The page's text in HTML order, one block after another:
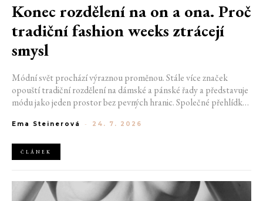
Konec rozdělení na on a ona. Proč
tradiční fashion weeks ztrácejí
smysl
Módní svět prochází výraznou proměnou. Stále více značek
opouští tradiční rozdělení na dámské a pánské řady a představuje
módu jako jeden prostor bez pevných hranic. Společné přehlídky,
klasické týdny módy mohou brzy vypadat úplně jinak.
Ema Steinerová - 24. 7. 2026
ČLÁNEK